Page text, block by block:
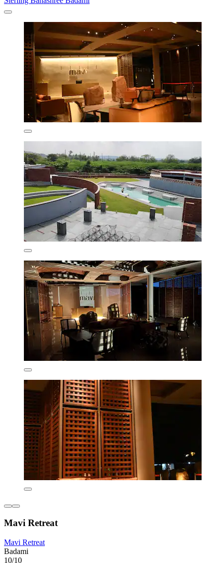
Mavi Retreat
Mavi Retreat
Badami
10/10